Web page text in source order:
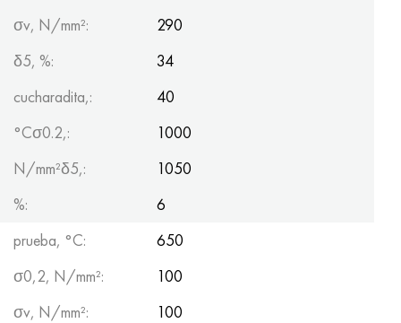
σv, N/mm²:
290
δ5, %:
34
cucharadita,:
40
°Сσ0.2,:
1000
N/mm²δ5,:
1050
%:
6
prueba, °С:
650
σ0,2, N/mm²:
100
σv, N/mm²:
100